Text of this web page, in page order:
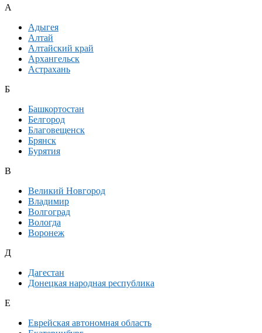
А
Адыгея
Алтай
Алтайский край
Архангельск
Астрахань
Б
Башкортостан
Белгород
Благовещенск
Брянск
Бурятия
В
Великий Новгород
Владимир
Волгоград
Вологда
Воронеж
Д
Дагестан
Донецкая народная республика
Е
Еврейская автономная область